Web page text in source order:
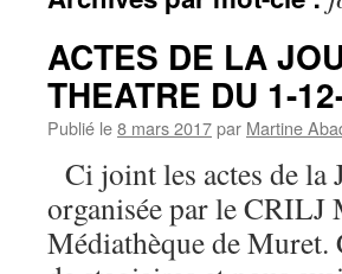
ACTES DE LA
THEATRE DU 1-
Publié le8 mars 2017par Martine
Ci joint les actes de
organisée par le CRILJ
Médiathèque de Muret.